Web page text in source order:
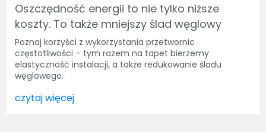
Oszczędność energii to nie tylko niższe
koszty. To także mniejszy ślad węglowy
Poznaj korzyści z wykorzystania przetwornic
częstotliwości – tym razem na tapet bierzemy
elastyczność instalacji, a także redukowanie śladu
węglowego.
czytaj więcej